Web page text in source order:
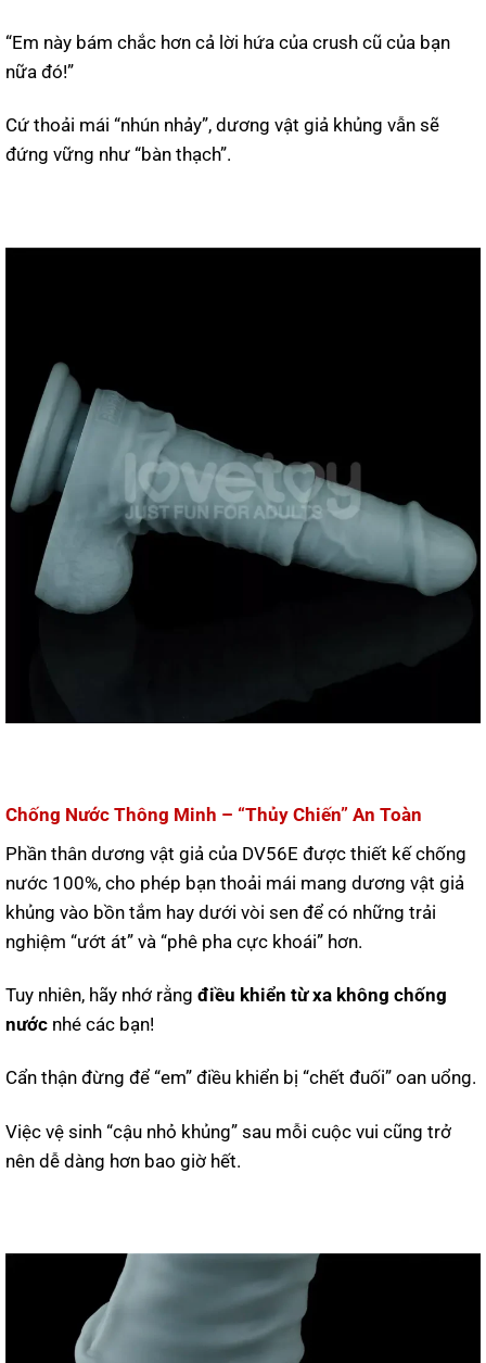
“Em này bám chắc hơn cả lời hứa của crush cũ của bạn
nữa đó!”
Cứ thoải mái “nhún nhảy”, dương vật giả khủng vẫn sẽ
đứng vững như “bàn thạch”.
Chống Nước Thông Minh – “Thủy Chiến” An Toàn
Phần thân dương vật giả của DV56E được thiết kế chống
nước 100%, cho phép bạn thoải mái mang dương vật giả
khủng vào bồn tắm hay dưới vòi sen để có những trải
nghiệm “ướt át” và “phê pha cực khoái” hơn.
Tuy nhiên, hãy nhớ rằng điều khiển từ xa không chống
nước nhé các bạn!
Cẩn thận đừng để “em” điều khiển bị “chết đuối” oan uổng.
Việc vệ sinh “cậu nhỏ khủng” sau mỗi cuộc vui cũng trở
nên dễ dàng hơn bao giờ hết.